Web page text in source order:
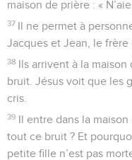
maison de prière : «
37 Il ne permet à
Jacques et Jean, le frère
38 Ils arrivent à la
bruit. Jésus voit que les
cris.
39 Il entre dans la
tout ce bruit ? Et
petite fille n’est pas